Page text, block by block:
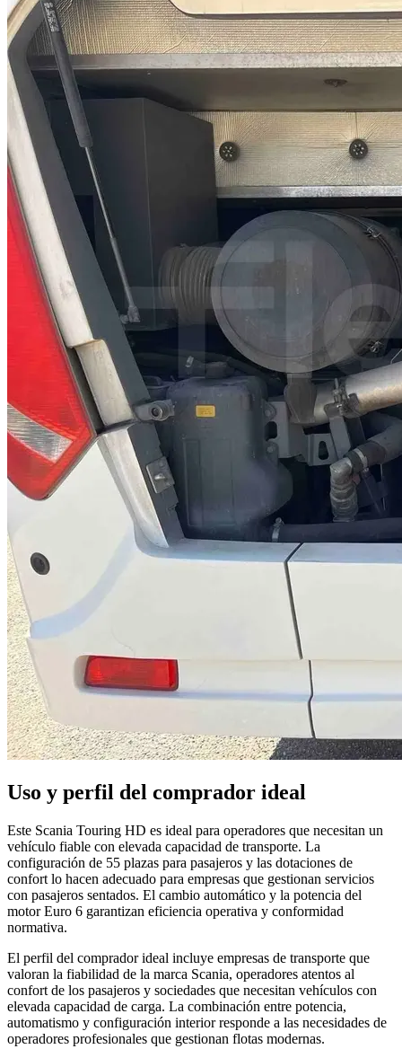
Uso y perfil del comprador ideal
Este Scania Touring HD es ideal para operadores que necesitan un
vehículo fiable con elevada capacidad de transporte. La
configuración de 55 plazas para pasajeros y las dotaciones de
confort lo hacen adecuado para empresas que gestionan servicios
con pasajeros sentados. El cambio automático y la potencia del
motor Euro 6 garantizan eficiencia operativa y conformidad
normativa.
El perfil del comprador ideal incluye empresas de transporte que
valoran la fiabilidad de la marca Scania, operadores atentos al
confort de los pasajeros y sociedades que necesitan vehículos con
elevada capacidad de carga. La combinación entre potencia,
automatismo y configuración interior responde a las necesidades de
operadores profesionales que gestionan flotas modernas.